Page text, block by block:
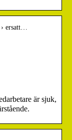
ersatt…
är sjuk,